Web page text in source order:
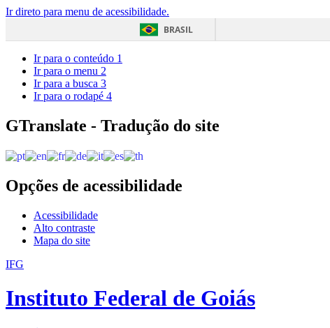
Ir direto para menu de acessibilidade.
BRASIL
Ir para o conteúdo 1
Ir para o menu 2
Ir para a busca 3
Ir para o rodapé 4
GTranslate - Tradução do site
Opções de acessibilidade
Acessibilidade
Alto contraste
Mapa do site
IFG
Instituto Federal de Goiás